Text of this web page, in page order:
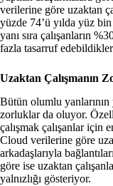
verilerine göre uzaktan
yüzde 74’ü yılda yüz
yanı sıra çalışanların
fazla tasarruf
Uzaktan Çalışmanın
Bütün olumlu yanlarının
zorluklar da oluyor.
çalışmak çalışanlar için
Cloud verilerine göre
arkadaşlarıyla
göre ise uzaktan
yalnızlığı gösteriyor.